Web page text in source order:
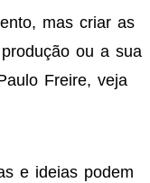
mas criar as
ou a sua
Freire, veja
e ideias podem